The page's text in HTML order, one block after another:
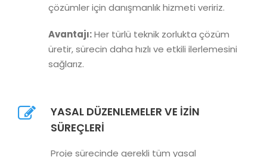
çözümler için danışmanlık hizmeti veririz.
Avantajı:Her türlü teknik zorlukta çözüm
üretir, sürecin daha hızlı ve etkili ilerlemesini
sağlarız.
YASAL DÜZENLEMELER VE İZIN
SÜREÇLERI
Proje sürecinde gerekli tüm yasal